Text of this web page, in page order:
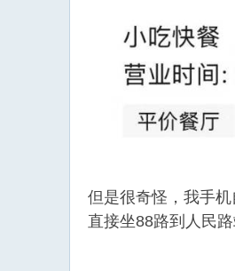
但是很奇怪，我手
直接坐88路到人民